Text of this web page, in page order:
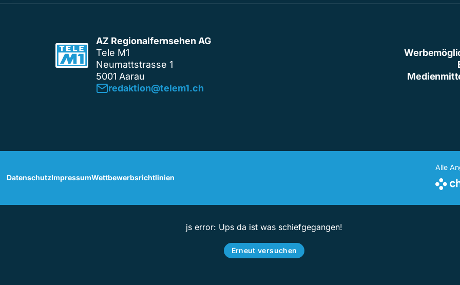
AZ Regionalfernsehen AG
Tele M1
Neumattstrasse 1
5001 Aarau
redaktion@telem1.ch
DatenschutzImpressumWettbewerbsrichtlinien
Alle
js error: Ups da ist was schiefgegangen!
Erneut versuchen